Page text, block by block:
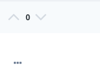
مستوى فئة المنتج
0